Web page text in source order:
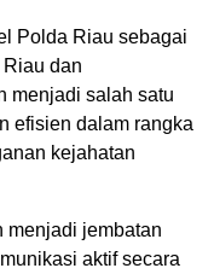
Polda Riau sebagai
dan
menjadi salah satu
efisien dalam rangka
kejahatan
menjadi jembatan
aktif secara